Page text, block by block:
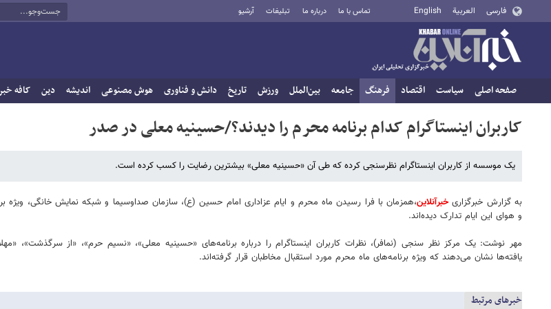
فارسی العربية English تماس با ما درباره ما تبلیغات آرشیو
صفحه اصلی سیاست اقتصاد فرهنگ جامعه بین‌الملل ورزش تاریخ دانش و فناوری هوش مصنوعی اندیشه دین کافه
کاربران اینستاگرام کدام برنامه‌ محرم را دیدند؟/حسینیه معلی در صدر
یک موسسه از کاربران اینستاگرام نظرسنجی کرده که طی آن «حسینیه معلی» بیشترین رضایت را کسب کرده است.
به گزارش خبرگزاریخبرآنلاین،همزمان با فرا رسیدن ماه محرم و ایام عزاداری امام حسین (ع)، سازمان صداوسیما و شبکه نمایش خانگی، ویژه
و هوای این ایام تدارک دیده‌اند.
مهر نوشت: یک مرکز نظر سنجی (نمافر)، نظرات کاربران اینستاگرام را درباره برنامه‌های «حسینیه معلی»، «نسیم حرم»، «از سرگذشت»،
یافته‌ها نشان می‌دهند که ویژه برنامه‌های ماه محرم مورد استقبال مخاطبان قرار گرفته‌اند.
خبرهای مرتبط